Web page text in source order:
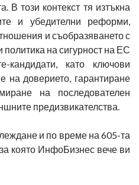
В този контекст тя изтъкна
и убедителни реформи,
и съобразяването с
на сигурност на ЕС
кандидати, като ключови
на доверието, гарантиране
на последователен
предизвикателства.
и по време на 605-та
която ИнфоБизнес вече ви